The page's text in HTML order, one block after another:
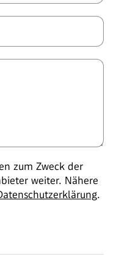
zum Zweck der
weiter. Nähere
.